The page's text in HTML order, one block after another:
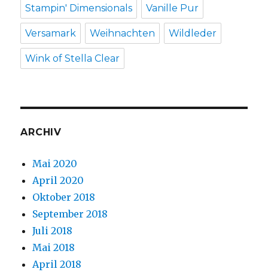
Stampin' Dimensionals Vanille Pur
Versamark Weihnachten Wildleder
Wink of Stella Clear
ARCHIV
Mai 2020
April 2020
Oktober 2018
September 2018
Juli 2018
Mai 2018
April 2018